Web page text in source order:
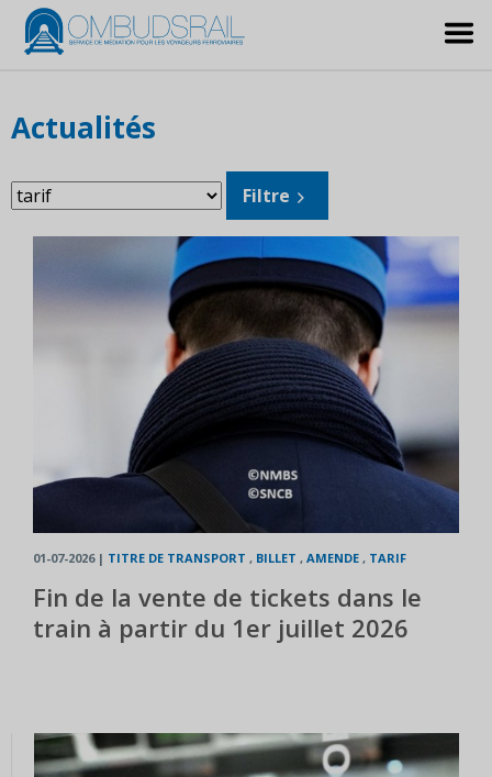
Actualités
Filtrer
les
sujets:
Filtre
01-07-2026 | TITRE DE TRANSPORT , BILLET , AMENDE , TARIF
Fin de la vente de tickets dans le
train à partir du 1er juillet 2026